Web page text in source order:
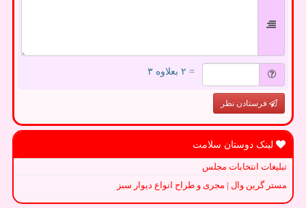
= ۲ بعلاوه ۳
فرستادن نظر
لینک دوستان سلامت
تبلیغات انتخابات مجلس
مستر گرین وال | مجری و طراح انواع دیوار سبز